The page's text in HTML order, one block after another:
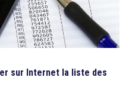
sur Internet la liste des